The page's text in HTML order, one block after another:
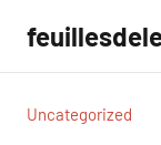
contenu
Uncategorized